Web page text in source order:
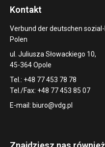
Kontakt
Verbund der deutschen
Polen
ul. Juliusza Słowackiego 10,
45-364 Opole
Tel.: +48 77 453 78 78
Tel./Fax: +48 77 453 85 07
E-mail: biuro@vdg.pl